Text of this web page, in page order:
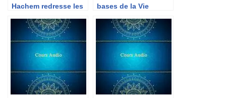
Hachem redresse les
bases de la Vie